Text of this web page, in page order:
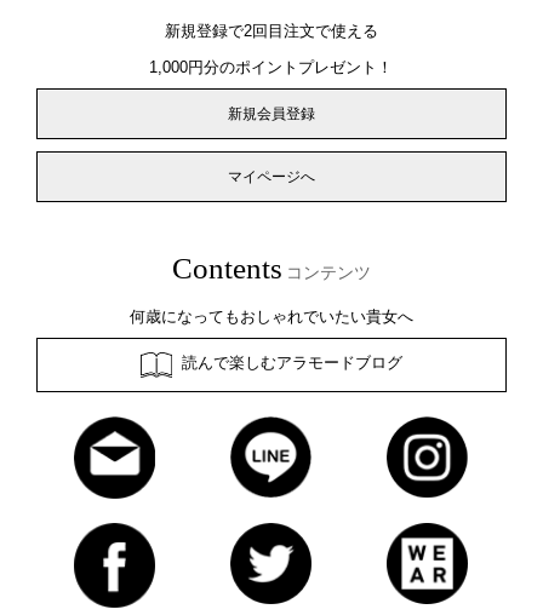
新規登録で2回目注文で使える
1,000円分のポイントプレゼント！
新規会員登録
マイページへ
Contents コンテンツ
何歳になってもおしゃれでいたい貴女へ
読んで楽しむアラモードブログ